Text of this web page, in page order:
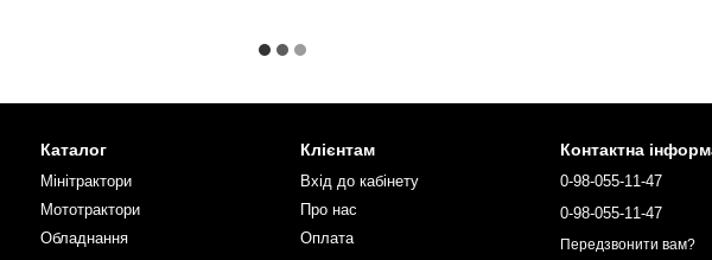
Каталог
Мінітрактори
Мототрактори
Обладнання
Клієнтам
Вхід до кабінету
Про нас
Оплата
Контактна
0-98-055-11-47
0-98-055-11-47
Передзвонити вам?